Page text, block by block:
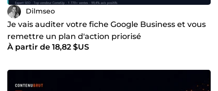
Dilmseo
Je vais auditer votre fiche Google Business et vous
remettre un plan d'action priorisé
À partir de 18,82 $US